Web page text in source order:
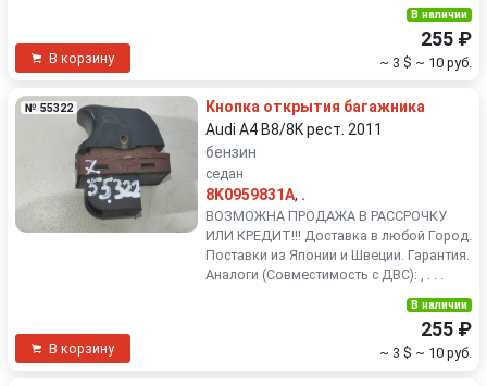
В корзину
В наличии
255 ₽
~ 3 $ ~ 10 руб.
№ 55322
Кнопка открытия багажника
Audi A4 B8/8K рест. 2011
бензин
седан
8K0959831A, .
ВОЗМОЖНА ПРОДАЖА В РАССРОЧКУ
ИЛИ КРЕДИТ!!! Доставка в любой Город.
Поставки из Японии и Швеции. Гарантия.
Аналоги (Совместимость с ДВС): , . . .
В корзину
В наличии
255 ₽
~ 3 $ ~ 10 руб.